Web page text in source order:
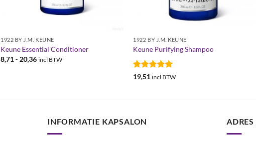
1922 BY J.M. KEUNE
Keune Essential Conditioner
8,71- 20,36Prijsklasse:
incl BTW
1922 BY J.M. KEUNE
Keune Purifying Shampoo
Gewaardeerd
19,51 incl BTW
INFORMATIE KAPSALON